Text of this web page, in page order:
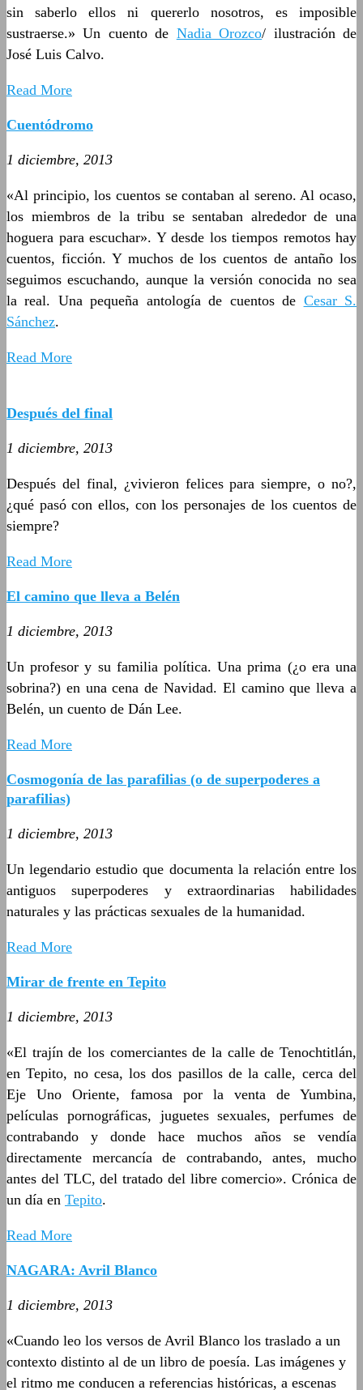
sin saberlo ellos ni quererlo nosotros, es imposible
sustraerse.» Un cuento de Nadia Orozco/ ilustración de
José Luis Calvo.
Read More
Cuentódromo
1 diciembre, 2013
«Al principio, los cuentos se contaban al sereno. Al ocaso,
los miembros de la tribu se sentaban alrededor de una
hoguera para escuchar». Y desde los tiempos remotos hay
cuentos, ficción. Y muchos de los cuentos de antaño los
seguimos escuchando, aunque la versión conocida no sea
la real. Una pequeña antología de cuentos de Cesar S.
Sánchez.
Read More
Después del final
1 diciembre, 2013
Después del final, ¿vivieron felices para siempre, o no?,
¿qué pasó con ellos, con los personajes de los cuentos de
siempre?
Read More
El camino que lleva a Belén
1 diciembre, 2013
Un profesor y su familia política. Una prima (¿o era una
sobrina?) en una cena de Navidad. El camino que lleva a
Belén, un cuento de Dán Lee.
Read More
Cosmogonía de las parafilias (o de superpoderes a
parafilias)
1 diciembre, 2013
Un legendario estudio que documenta la relación entre los
antiguos superpoderes y extraordinarias habilidades
naturales y las prácticas sexuales de la humanidad.
Read More
Mirar de frente en Tepito
1 diciembre, 2013
«El trajín de los comerciantes de la calle de Tenochtitlán,
en Tepito, no cesa, los dos pasillos de la calle, cerca del
Eje Uno Oriente, famosa por la venta de Yumbina,
películas pornográficas, juguetes sexuales, perfumes de
contrabando y donde hace muchos años se vendía
directamente mercancía de contrabando, antes, mucho
antes del TLC, del tratado del libre comercio». Crónica de
un día en Tepito.
Read More
NAGARA: Avril Blanco
1 diciembre, 2013
«Cuando leo los versos de Avril Blanco los traslado a un
contexto distinto al de un libro de poesía. Las imágenes y
el ritmo me conducen a referencias históricas, a escenas